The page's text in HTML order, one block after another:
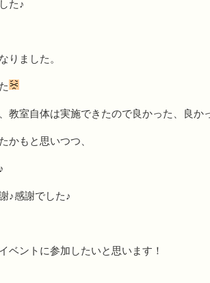
た♪
りました。
教室自体は実施できたので良かった、良か
かもと思いつつ、
♪感謝でした♪
ベントに参加したいと思います！